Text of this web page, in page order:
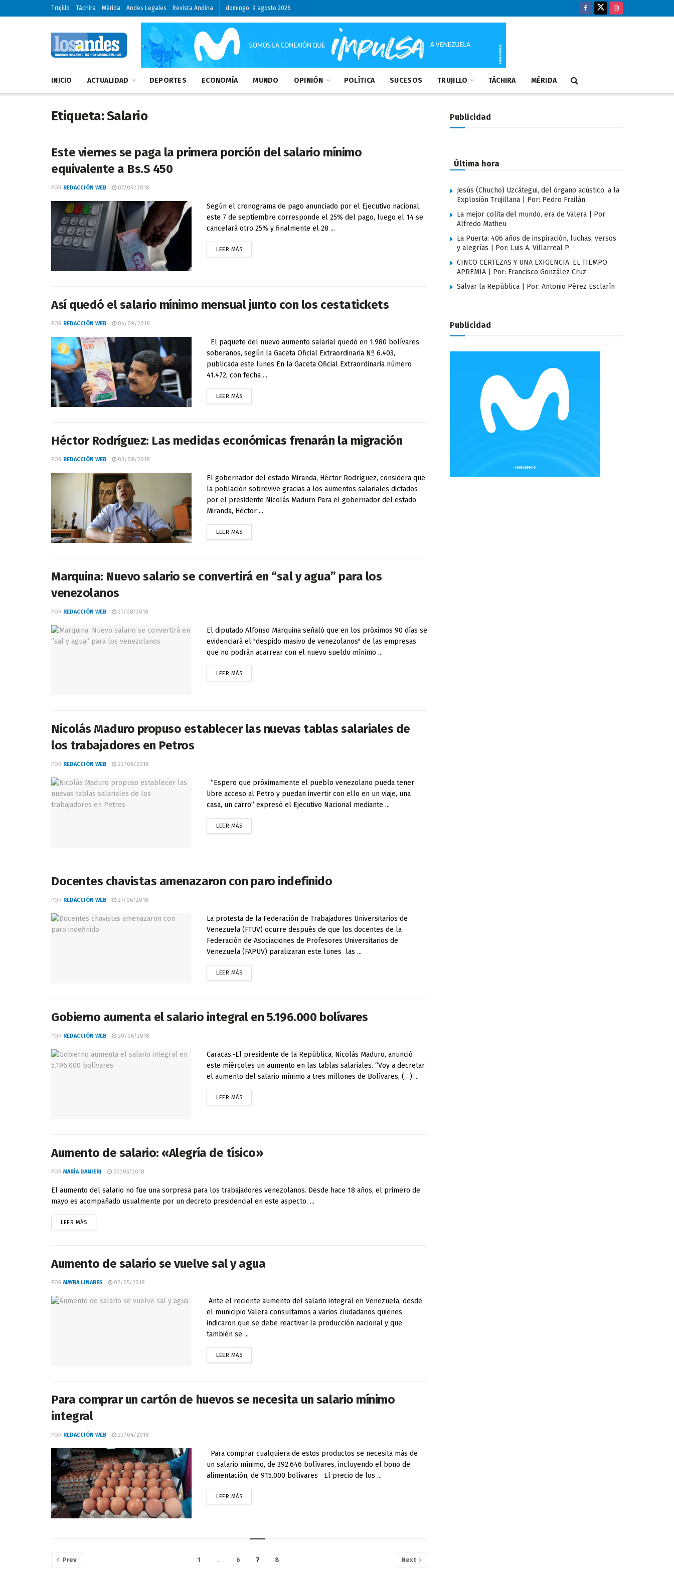
Trujillo Táchira Mérida Andes Legales Revista Andina domingo, 9 agosto 2026
INICIO ACTUALIDAD DEPORTES ECONOMÍA MUNDO OPINIÓN POLÍTICA SUCESOS TRUJILLO TÁCHIRA MÉRIDA
Etiqueta:Salario
Este viernes se paga la primera porción del salario mínimo
equivalente a Bs.S 450
POR REDACCIÓN WEB 07/09/2018
Según el cronograma de pago anunciado por el Ejecutivo nacional,
este 7 de septiembre corresponde el 25% del pago, luego el 14 se
cancelará otro 25% y finalmente el 28 ...
LEER MÁS
Así quedó el salario mínimo mensual junto con los cestatickets
POR REDACCIÓN WEB 04/09/2018
El paquete del nuevo aumento salarial quedó en 1.980 bolívares
soberanos, según la Gaceta Oficial Extraordinaria Nº 6.403,
publicada este lunes En la Gaceta Oficial Extraordinaria número
41.472, con fecha ...
LEER MÁS
Héctor Rodríguez: Las medidas económicas frenarán la migración
POR REDACCIÓN WEB 03/09/2018
El gobernador del estado Miranda, Héctor Rodríguez, considera que
la población sobrevive gracias a los aumentos salariales dictados
por el presidente Nicolás Maduro Para el gobernador del estado
Miranda, Héctor ...
LEER MÁS
Marquina: Nuevo salario se convertirá en “sal y agua” para los
venezolanos
POR REDACCIÓN WEB 27/08/2018
El diputado Alfonso Marquina señaló que en los próximos 90 días se
evidenciará el "despido masivo de venezolanos" de las empresas
que no podrán acarrear con el nuevo sueldo mínimo ...
LEER MÁS
Nicolás Maduro propuso establecer las nuevas tablas salariales de
los trabajadores en Petros
POR REDACCIÓN WEB 23/08/2018
“Espero que próximamente el pueblo venezolano pueda tener
libre acceso al Petro y puedan invertir con ello en un viaje, una
casa, un carro” expresó el Ejecutivo Nacional mediante ...
LEER MÁS
Docentes chavistas amenazaron con paro indefinido
POR REDACCIÓN WEB 27/06/2018
La protesta de la Federación de Trabajadores Universitarios de
Venezuela (FTUV) ocurre después de que los docentes de la
Federación de Asociaciones de Profesores Universitarios de
Venezuela (FAPUV) paralizaran este lunes las ...
LEER MÁS
Gobierno aumenta el salario integral en 5.196.000 bolívares
POR REDACCIÓN WEB 20/06/2018
Caracas.-El presidente de la República, Nicolás Maduro, anunció
este miércoles un aumento en las tablas salariales. “Voy a decretar
el aumento del salario mínimo a tres millones de Bolívares, (…) ...
LEER MÁS
Aumento de salario: «Alegría de tísico»
POR MARÍA DANIERI 02/05/2018
El aumento del salario no fue una sorpresa para los trabajadores venezolanos. Desde hace 18 años, el primero de
mayo es acompañado usualmente por un decreto presidencial en este aspecto. ...
LEER MÁS
Aumento de salario se vuelve sal y agua
POR MAYRA LINARES 02/05/2018
Ante el reciente aumento del salario integral en Venezuela, desde
el municipio Valera consultamos a varios ciudadanos quienes
indicaron que se debe reactivar la producción nacional y que
también se ...
LEER MÁS
Para comprar un cartón de huevos se necesita un salario mínimo
integral
POR REDACCIÓN WEB 23/04/2018
Para comprar cualquiera de estos productos se necesita más de
un salario mínimo, de 392.646 bolívares, incluyendo el bono de
alimentación, de 915.000 bolívares El precio de los ...
LEER MÁS
Prev 1 … 6 7 8 Next
Publicidad
Última hora
Jesús (Chucho) Uzcátegui, del órgano acústico, a la
Explosión Trujillana | Por: Pedro Frailán
La mejor colita del mundo, era de Valera | Por:
Alfredo Matheu
La Puerta: 406 años de inspiración, luchas, versos
y alegrías | Por: Luis A. Villarreal P.
CINCO CERTEZAS Y UNA EXIGENCIA: EL TIEMPO
APREMIA | Por: Francisco González Cruz
Salvar la República | Por: Antonio Pérez Esclarín
Publicidad